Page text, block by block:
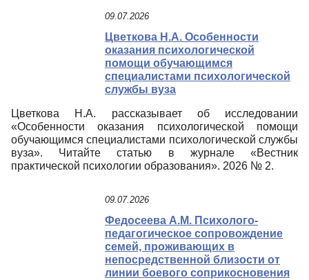
09.07.2026
Цветкова Н.А. Особенности
оказания психологической
помощи обучающимся
специалистами психологической
службы вуза
Цветкова Н.А. рассказывает об исследовании
«Особенности оказания психологической помощи
обучающимся специалистами психологической службы
вуза». Читайте статью в журнале «Вестник
практической психологии образования». 2026 № 2.
09.07.2026
Федосеева А.М. Психолого-
педагогическое сопровождение
семей, проживающих в
непосредственной близости от
линии боевого соприкосновения